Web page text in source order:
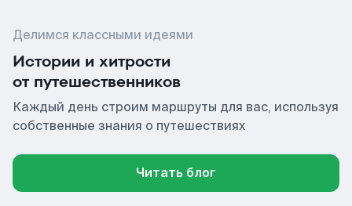
Делимся классными идеями
Истории и хитрости
от путешественников
Каждый день строим маршруты для вас, используя
собственные знания о путешествиях
Читать блог